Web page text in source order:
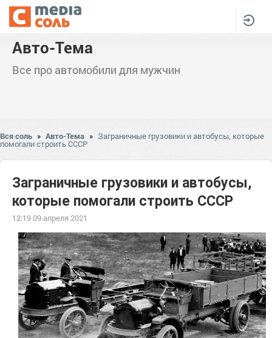
Авто-Тема
Все про автомобили для мужчин
Вся соль » Авто-Тема » Заграничные грузовики и автобусы, которые
помогали строить СССР
Заграничные грузовики и автобусы,
которые помогали строить СССР
12:19 09 апреля 2021